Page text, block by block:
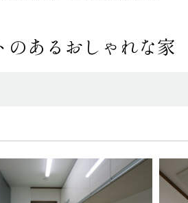
のあるおしゃれな家